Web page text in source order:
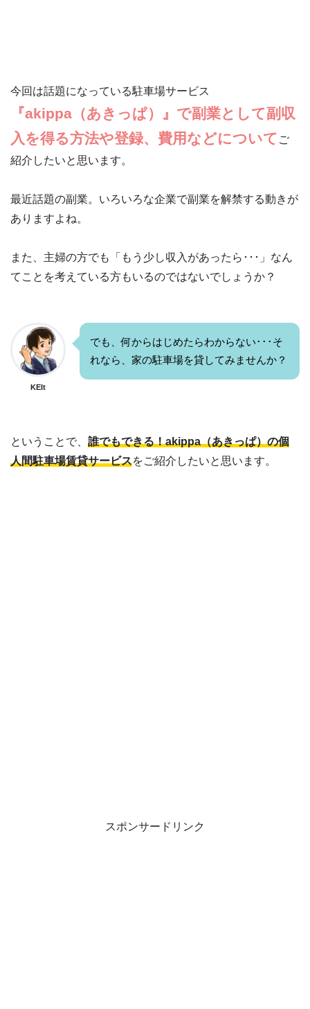
今回は話題になっている駐車場サービス
『akippa（あきっぱ）』で副業として副収
入を得る方法や登録、費用などについて ご
紹介したいと思います。
最近話題の副業。いろいろな企業で副業を解禁する動きが
ありますよね。
また、主婦の方でも「もう少し収入があったら･･･」なん
てことを考えている方もいるのではないでしょうか？
KEIt
でも、何からはじめたらわからない･･･そ
れなら、家の駐車場を貸してみませんか？
ということで、 誰でもできる！akippa（あきっぱ）の個
人間駐車場賃貸サービスをご紹介したいと思います。
スポンサードリンク